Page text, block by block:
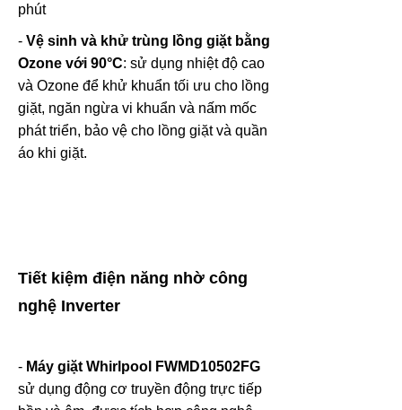
phút
- Vệ sinh và khử trùng lồng giặt bằng
Ozone với 90°C: sử dụng nhiệt độ cao
và Ozone để khử khuẩn tối ưu cho lồng
giặt, ngăn ngừa vi khuẩn và nấm mốc
phát triển, bảo vệ cho lồng giặt và quần
áo khi giặt.
Tiết kiệm điện năng nhờ công
nghệ Inverter
- Máy giặt Whirlpool FWMD10502FG
sử dụng động cơ truyền động trực tiếp